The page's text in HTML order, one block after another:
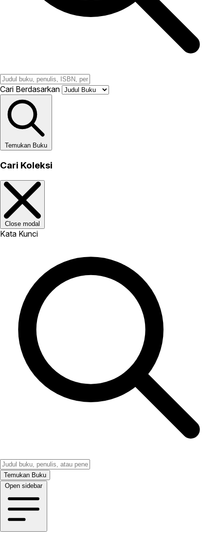
Cari Berdasarkan
Temukan Buku
Cari Koleksi
Close modal
Kata Kunci
Temukan Buku
Open sidebar